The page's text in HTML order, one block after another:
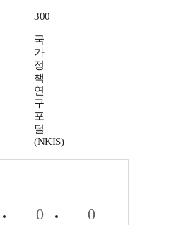
300
국
가
정
책
연
구
포
털
(NKIS)
0 0